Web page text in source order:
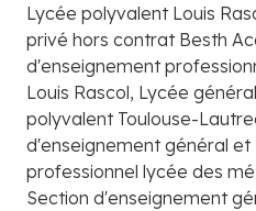
Lycée polyvalent Louis
privé hors contrat Besth
d'enseignement
Louis Rascol, Lycée
polyvalent Toulouse-
d'enseignement général
professionnel lycée des
Section d'enseignement